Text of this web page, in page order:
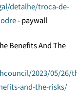
detalhe/troca-de-
- paywall
Benefits And The
2023/05/26/
and-the-risks/